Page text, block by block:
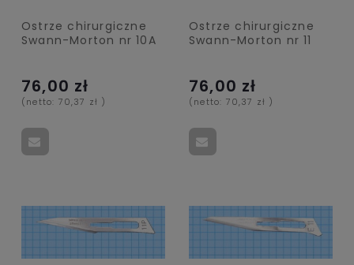
Ostrze chirurgiczne
Swann-Morton nr 10A
76,00 zł
(netto: 70,37 zł )
Ostrze chirurgiczne
Swann-Morton nr 11
76,00 zł
(netto: 70,37 zł )